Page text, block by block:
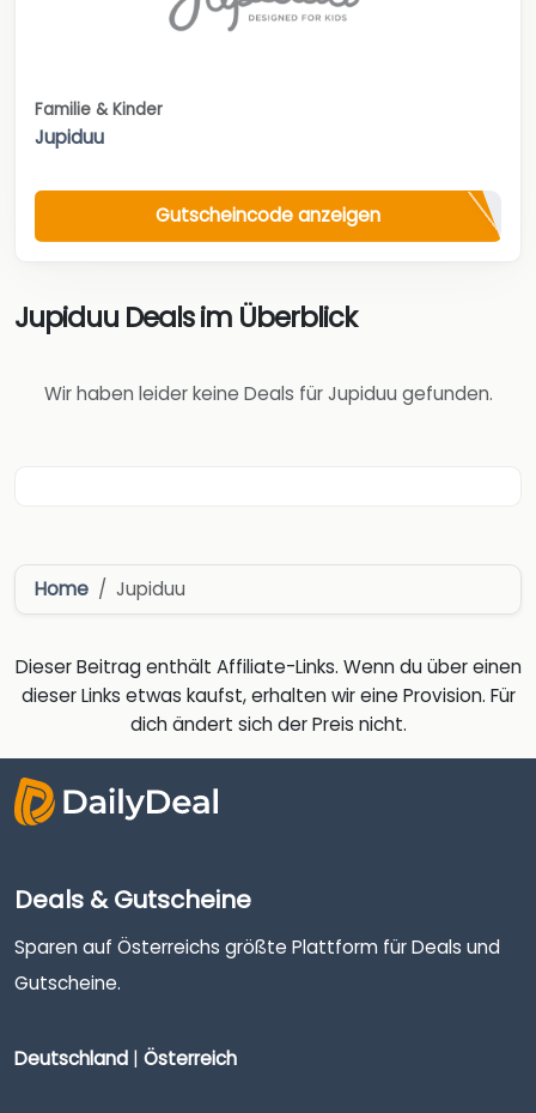
Familie & Kinder
Jupiduu
Gutscheincode anzeigen
Jupiduu Deals im Überblick
Wir haben leider keine Deals für Jupiduu gefunden.
Home Jupiduu
Dieser Beitrag enthält Affiliate-Links. Wenn du über einen
dieser Links etwas kaufst, erhalten wir eine Provision. Für
dich ändert sich der Preis nicht.
Deals & Gutscheine
Sparen auf Österreichs größte Plattform für Deals und
Gutscheine.
Deutschland | Österreich